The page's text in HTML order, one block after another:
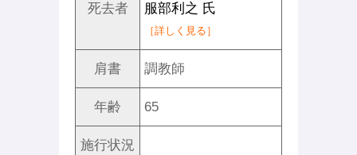
死去者 服部利之 氏
［詳しく見る］
肩書 調教師
年齢 65
施行状況